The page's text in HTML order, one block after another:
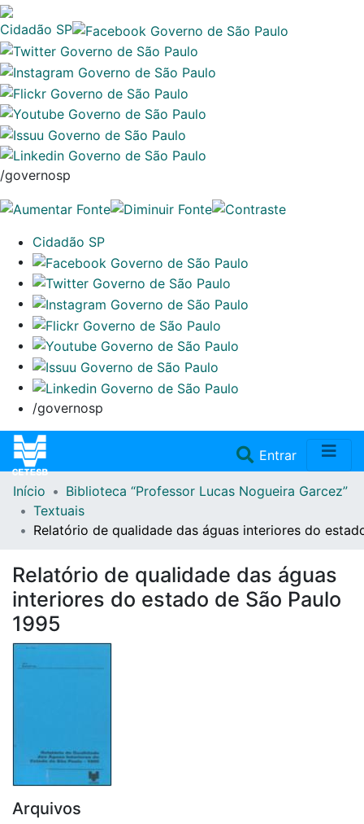
Cidadão SP
/governosp
Cidadão SP
/governosp
Entrar(current)
Home
Repositório
Doações/Aquisições
Fale Conosco
Início
Biblioteca “Professor Lucas Nogueira Garcez”
Textuais
Relatório de qualidade das águas interiores do
Relatório de qualidade das águas
interiores do estado de São Paulo
1995
Arquivos